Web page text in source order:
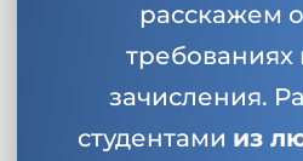
расскажем
требованиях
зачисления.
студентами из